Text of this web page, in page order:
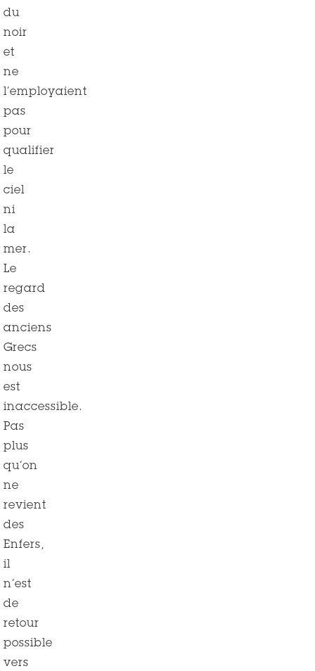
du
noir
et
ne
l’employaient
pas
pour
qualifier
le
ciel
ni
la
mer.
Le
regard
des
anciens
Grecs
nous
est
inaccessible.
Pas
plus
qu’on
ne
revient
des
Enfers,
il
n’est
de
retour
possible
vers